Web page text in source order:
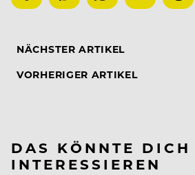
NÄCHSTER ARTIKEL
VORHERIGER ARTIKEL
DAS KÖNNTE DICH
INTERESSIEREN